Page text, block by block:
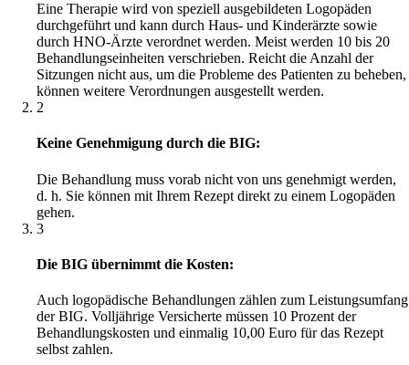
Eine Therapie wird von speziell ausgebildeten Logopäden
durchgeführt und kann durch Haus- und Kinderärzte sowie
durch HNO-Ärzte verordnet werden. Meist werden 10 bis 20
Behandlungseinheiten verschrieben. Reicht die Anzahl der
Sitzungen nicht aus, um die Probleme des Patienten zu beheben,
können weitere Verordnungen ausgestellt werden.
2
Keine Genehmigung durch die BIG:
Die Behandlung muss vorab nicht von uns genehmigt werden,
d. h. Sie können mit Ihrem Rezept direkt zu einem Logopäden
gehen.
3
Die BIG übernimmt die Kosten:
Auch logopädische Behandlungen zählen zum Leistungsumfang
der BIG. Volljährige Versicherte müssen 10 Prozent der
Behandlungskosten und einmalig 10,00 Euro für das Rezept
selbst zahlen.